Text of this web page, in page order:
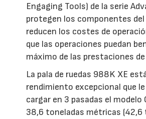
Engaging Tools) de la serie
protegen los componentes
reducen los costes de
que las operaciones puedan
máximo de las prestaciones
La pala de ruedas 988K XE
rendimiento excepcional que
cargar en 3 pasadas el modelo
38,6 toneladas métricas (42,6